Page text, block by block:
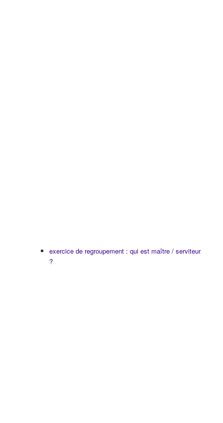
exercice de regroupement : qui est maître / serviteur
?